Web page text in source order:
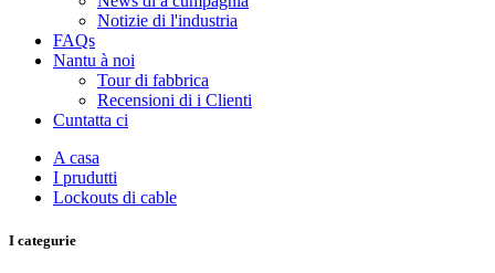
Notizie di l'industria
FAQs
Nantu à noi
Tour di fabbrica
Recensioni di i Clienti
Cuntatta ci
A casa
I prudutti
Lockouts di cable
I categurie